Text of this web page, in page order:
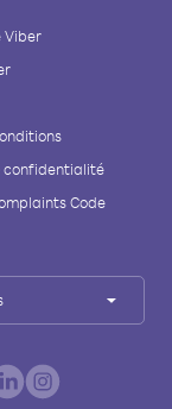
Viber
confidentialité
Code